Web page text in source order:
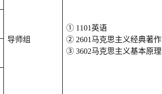
导师组
① 1101英语
② 2601马克思主义经典著作
③ 3602马克思主义基本原理